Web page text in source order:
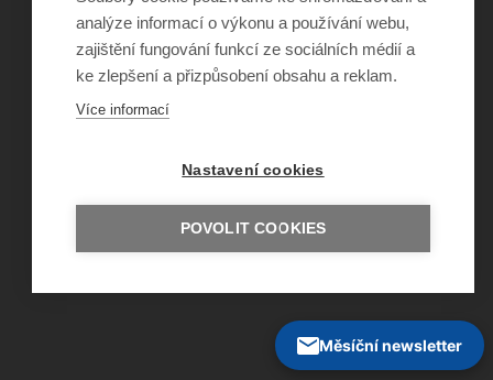
ISSN 1805-8876
nazory@sancedetem.cz
Odběr novinek e-mailem
Informace o webu
Měsíční newsletter
analýze informací o výkonu a používání webu,
zajištění fungování funkcí ze sociálních médií a
ke zlepšení a přizpůsobení obsahu a reklam.
Více informací
Nastavení cookies
POVOLIT COOKIES